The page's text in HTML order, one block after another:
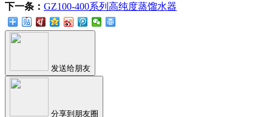
下一条： GZ100-400系列高纯度蒸馏水器
发送给朋友
分享到朋友圈